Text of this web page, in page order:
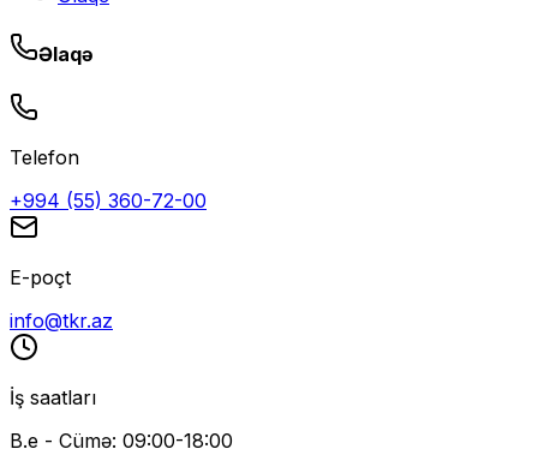
Əlaqə
Telefon
+994 (55) 360-72-00
E-poçt
info@tkr.az
İş saatları
B.e - Cümə: 09:00-18:00